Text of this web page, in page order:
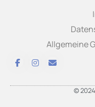
Allgemeine
©